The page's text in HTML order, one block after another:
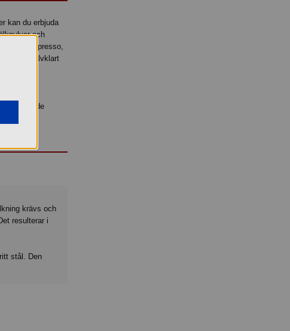
kan du erbjuda
och
espresso,
kan självklart
omfattande
krävs och
resulterar i
stål. Den